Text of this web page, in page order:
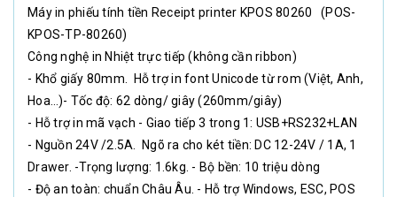
Máy in phiếu tính tiền Receipt printer KPOS 80260 (POS-
KPOS-TP-80260)
Công nghệ in Nhiệt trực tiếp (không cần ribbon)
- Khổ giấy 80mm. Hỗ trợ in font Unicode từ rom (Việt, Anh,
Hoa…)- Tốc độ: 62 dòng/ giây (260mm/giây)
- Hỗ trợ in mã vạch - Giao tiếp 3 trong 1: USB+RS232+LAN
- Nguồn 24V /2.5A. Ngõ ra cho két tiền: DC 12-24V / 1A, 1
Drawer. -Trọng lượng: 1.6kg. - Bộ bền: 10 triệu dòng
- Độ an toàn: chuẩn Châu Âu. - Hỗ trợ Windows, ESC, POS